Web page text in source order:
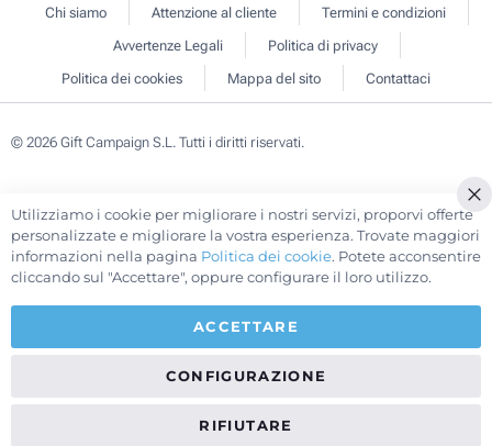
Chi siamo Attenzione al cliente
Termini e condizioni
Avvertenze Legali
Politica di privacy
Politica dei cookies
Mappa del sito Contattaci
© 2026 Gift Campaign S.L. Tutti i diritti riservati.
Utilizziamo i cookie per migliorare i nostri servizi, proporvi offerte
personalizzate e migliorare la vostra esperienza. Trovate maggiori
informazioni nella pagina Politica dei cookie. Potete acconsentire
cliccando sul "Accettare", oppure configurare il loro utilizzo.
ACCETTARE
CONFIGURAZIONE
RIFIUTARE